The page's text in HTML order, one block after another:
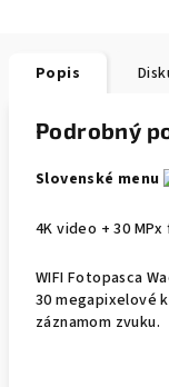
Popis
Podrobný
Slovenské menu
4K video + 30
WIFI Fotopasca
30 megapixelové
záznamom zvuku.